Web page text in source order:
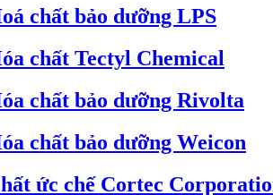
chất bảo dưỡng LPS
chất Tectyl Chemical
chất bảo dưỡng Rivolta
chất bảo dưỡng Weicon
ức chế Cortec